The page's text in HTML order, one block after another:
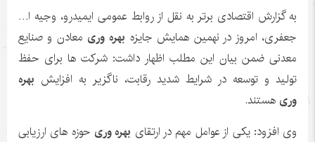
به گزارش اقتصادی برتر به نقل از روابط عمومی ایمیدرو، وجیه ا…
جعفری، امروز در نهمین همایش جایزه بهره وری معادن و صنایع
معدنی ضمن بیان این مطلب اظهار داشت: شرکت ها برای حفظ
تولید و توسعه در شرایط شدید رقابت، ناگزیر به افزایش بهره
وری هستند.
وی افزود: یکی از عوامل مهم در ارتقای بهره وری حوزه های ارزیابی